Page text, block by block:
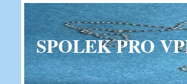
SPOLEK PRO